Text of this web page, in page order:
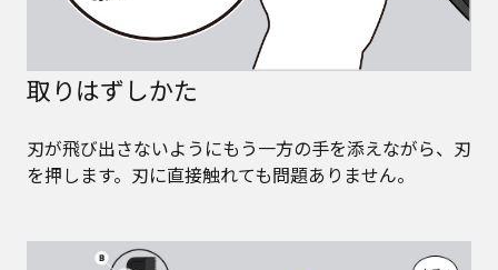
取りはずしかた
刃が飛び出さないようにもう一方の手を添えながら、刃
を押します。刃に直接触れても問題ありません。